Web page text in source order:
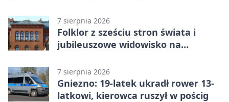
7 sierpnia 2026
Folklor z sześciu stron świata i
jubileuszowe widowisko na
7 sierpnia 2026
Gniezno: 19-latek ukradł rower 13-
latkowi, kierowca ruszył w pościg